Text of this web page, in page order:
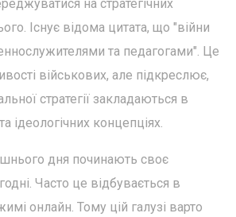
на стратегічних
Існує відома цитата, що "війни
та педагогами". Це
військових, але підкреслює,
стратегії закладаються в
ідеологічних концепціях.
дня починають своє
Часто це відбувається в
онлайн. Тому цій галузі варто